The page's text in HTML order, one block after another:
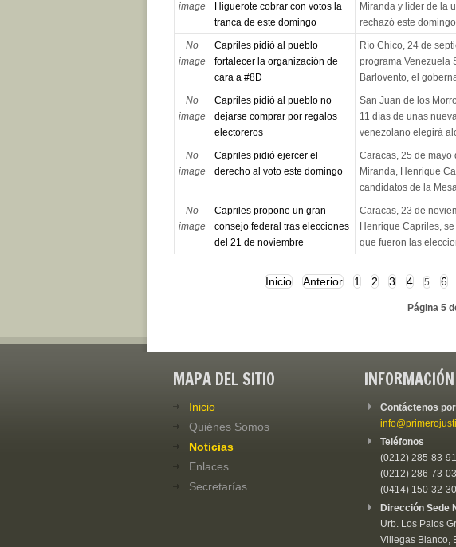
image
Higuerote cobrar con votos la
tranca de este domingo
Miranda y líder de la
rechazó este
No
image
Capriles pidió al pueblo
fortalecer la organización de
cara a #8D
Río Chico, 24 de
programa Venezuela
Barlovento, el
No
image
Capriles pidió al pueblo no
dejarse comprar por regalos
electoreros
San Juan de los
11 días de unas
venezolano elegirá
No
image
Capriles pidió ejercer el
derecho al voto este domingo
Caracas, 25 de mayo
Miranda, Henrique
candidatos de la
No
image
Capriles propone un gran
consejo federal tras elecciones
del 21 de noviembre
Caracas, 23 de
Henrique Capriles,
que fueron las
Inicio Anterior 1 2 3 4 5 6
Página 5
MAPA DEL SITIO
Inicio
Quiénes Somos
Noticias
Enlaces
Secretarías
Contáctenos
Teléfonos
(0212) 285-83-
(0212) 286-73-
(0414) 150-32-30
Dirección Sede
Urb. Los Palos
Villegas Blanco,